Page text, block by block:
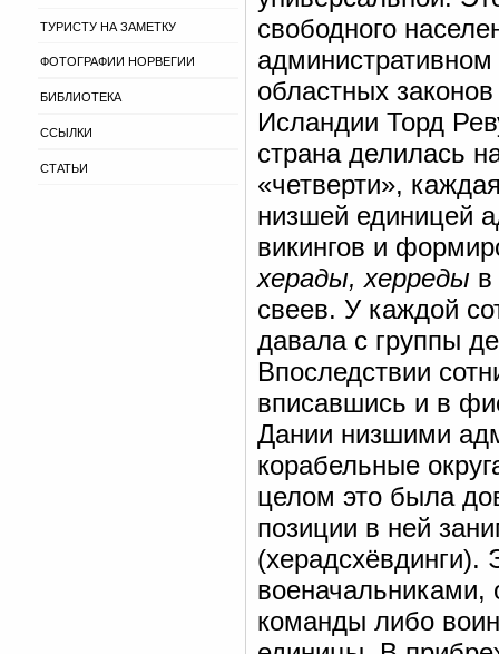
ТУРИСТУ НА ЗАМЕТКУ
ФОТОГРАФИИ НОРВЕГИИ
БИБЛИОТЕКА
ССЫЛКИ
СТАТЬИ
свободного
областных
Исландии Торд
страна делилась
«четверти»,
низшей единицей
викингов и
херады, херреды в
свеев. У каждой
давала с группы
Впоследствии
вписавшись и в
Дании низшими
корабельные
целом это была
позиции в ней
военачальниками,
команды либо